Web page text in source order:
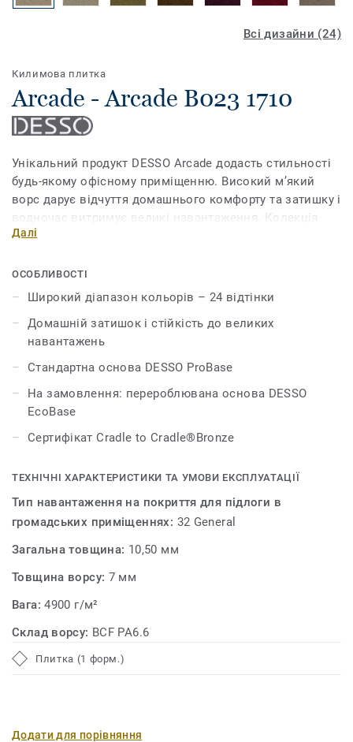
Всі дизайни (24)
Килимова плитка
Arcade - Arcade B023 1710
Унікальний продукт DESSO Arcade додасть стильності
будь-якому офісному приміщенню. Високий м’який
ворс дарує відчуття домашнього комфорту та затишку і
водночас витримує великі навантаження. Колекція
має широкий діапазон кольорів – від нейтральних
фіолетових та золотих. DESSO Arcade дозволяє
створити унікальний та надзвичайно комфортний
інтер’єр.
Далі
ОСОБЛИВОСТІ
Широкий діапазон кольорів – 24 відтінки
Домашній затишок і стійкість до великих
навантажень
Стандартна основа DESSO ProBase
На замовлення: перероблювана основа DESSO
EcoBase
Сертифікат Cradle to Cradle®Bronze
ТЕХНІЧНІ ХАРАКТЕРИСТИКИ ТА УМОВИ ЕКСПЛУАТАЦІЇ
Тип навантаження на покриття для підлоги в
громадських приміщеннях: 32 General
Загальна товщина: 10,50 мм
Товщина ворсу: 7 мм
Вага:4900 г/м²
Склад ворсу: BCF PA6.6
Плитка (1 форм.)
Додати для порівняння